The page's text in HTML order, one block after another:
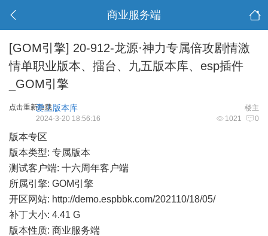
商业服务端
[GOM引擎] 20-912-龙源·神力专属倍攻剧情激
情单职业版本、擂台、九五版本库、esp插件
_GOM引擎
点击重新加载 楼主
爱上版本库
1021 0
2024-3-20 18:56:16
版本专区
版本类型: 专属版本
测试客户端: 十六周年客户端
所属引擎: GOM引擎
开区网站: http://demo.espbbk.com/202110/18/05/
补丁大小: 4.41 G
版本性质: 商业服务端